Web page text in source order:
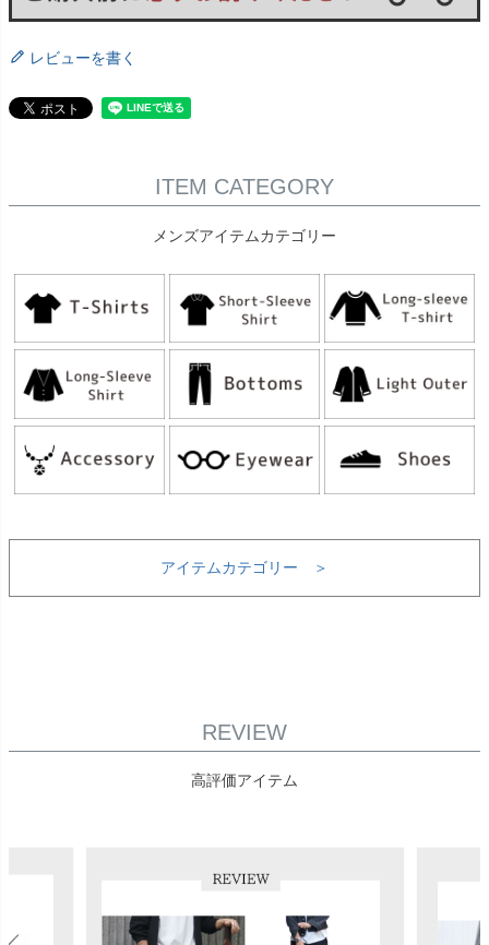
レビューを書く
ITEM CATEGORY
メンズアイテムカテゴリー
アイテムカテゴリー ＞
REVIEW
高評価アイテム